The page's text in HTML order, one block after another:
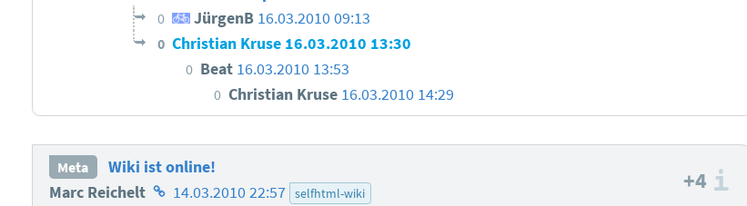
0 JürgenB 16.03.2010 09:13
0 Christian Kruse 16.03.2010 13:30
0 Beat 16.03.2010 13:53
0 Christian Kruse 16.03.2010 14:29
Meta
Wiki ist online!
Marc Reichelt Homepage
14.03.2010 22:57 selfhtml-wiki +4